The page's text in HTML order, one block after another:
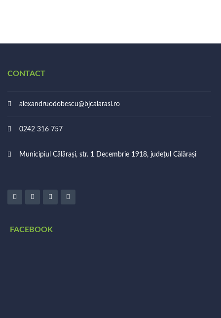
CONTACT
alexandruodobescu@bjcalarasi.ro
0242 316 757
Municipiul Călărași, str. 1 Decembrie 1918, județul Călărași
FACEBOOK